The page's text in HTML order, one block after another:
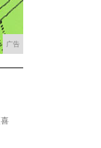
广告